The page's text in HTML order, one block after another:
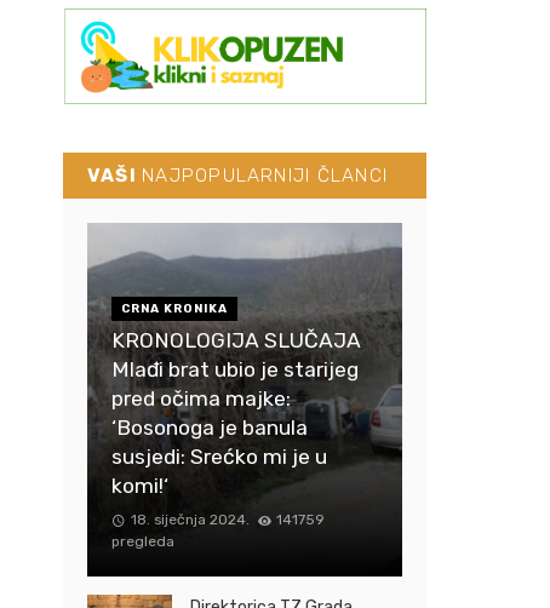
VAŠI NAJPOPULARNIJI ČLANCI
CRNA KRONIKA
KRONOLOGIJA SLUČAJA
Mlađi brat ubio je starijeg
pred očima majke:
‘Bosonoga je banula
susjedi: Srećko mi je u
komi!‘
18. siječnja 2024.
141759
pregleda